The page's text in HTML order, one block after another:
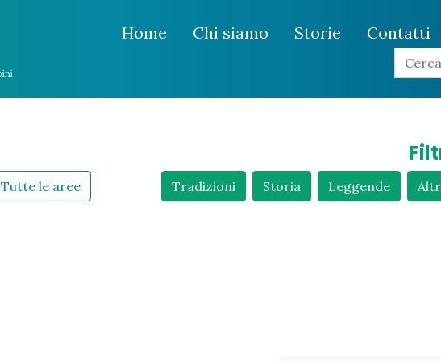
Home Chi siamo Storie Contatti
Tutte le aree Tradizioni Storia Leggende